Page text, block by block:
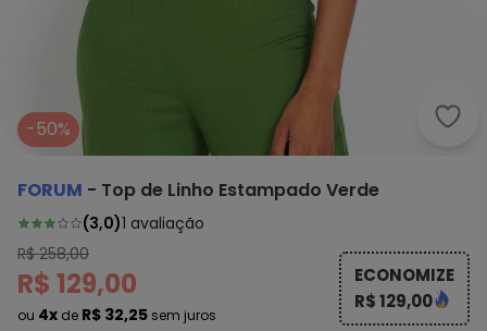
-50%
FORUM - Top de Linho Estampado Verde
(3,0)1 avaliação
R$ 258,00
R$ 129,00
ou 4x de R$ 32,25 sem juros
ECONOMIZE
R$ 129,00